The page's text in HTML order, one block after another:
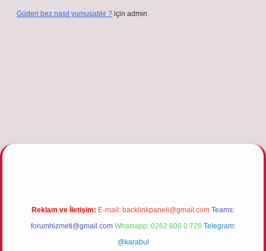
Güderi bez nasıl yumuşatılır ? için admin
Reklam ve İletişim: E-mail: backlinkpaneli@gmail.com Teams:
forumhizmeti@gmail.com Whatsapp: 0262 606 0 726 Telegram:
@karabul